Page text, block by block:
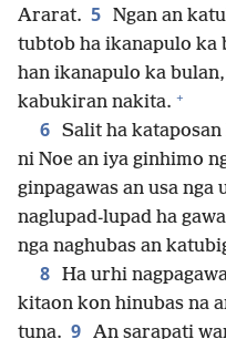
Ararat. 5 Ngan an
tubtob ha ikanapulo ka
han ikanapulo ka
kabukiran nakita. +
6 Salit ha
ni Noe an iya ginhimo
ginpagawas an usa nga
naglupad-lupad ha
nga naghubas an
8 Ha urhi
kitaon kon hinubas na
tuna. 9 An sarapati